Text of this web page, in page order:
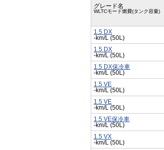
グレード名
WLTCモード燃費(タンク容量)
1.5 DX
-km/L (50L)
1.5 DX
-km/L (50L)
1.5 DX保冷車
-km/L (50L)
1.5 VE
-km/L (50L)
1.5 VE
-km/L (50L)
1.5 VE保冷車
-km/L (50L)
1.5 VX
-km/L (50L)